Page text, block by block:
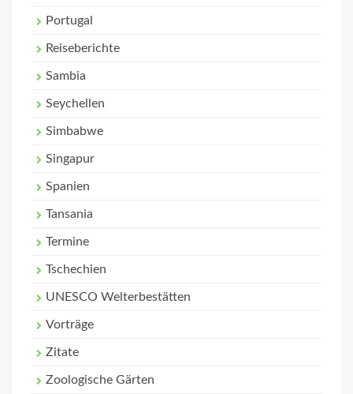
Portugal
Reiseberichte
Sambia
Seychellen
Simbabwe
Singapur
Spanien
Tansania
Termine
Tschechien
UNESCO Welterbestätten
Vorträge
Zitate
Zoologische Gärten